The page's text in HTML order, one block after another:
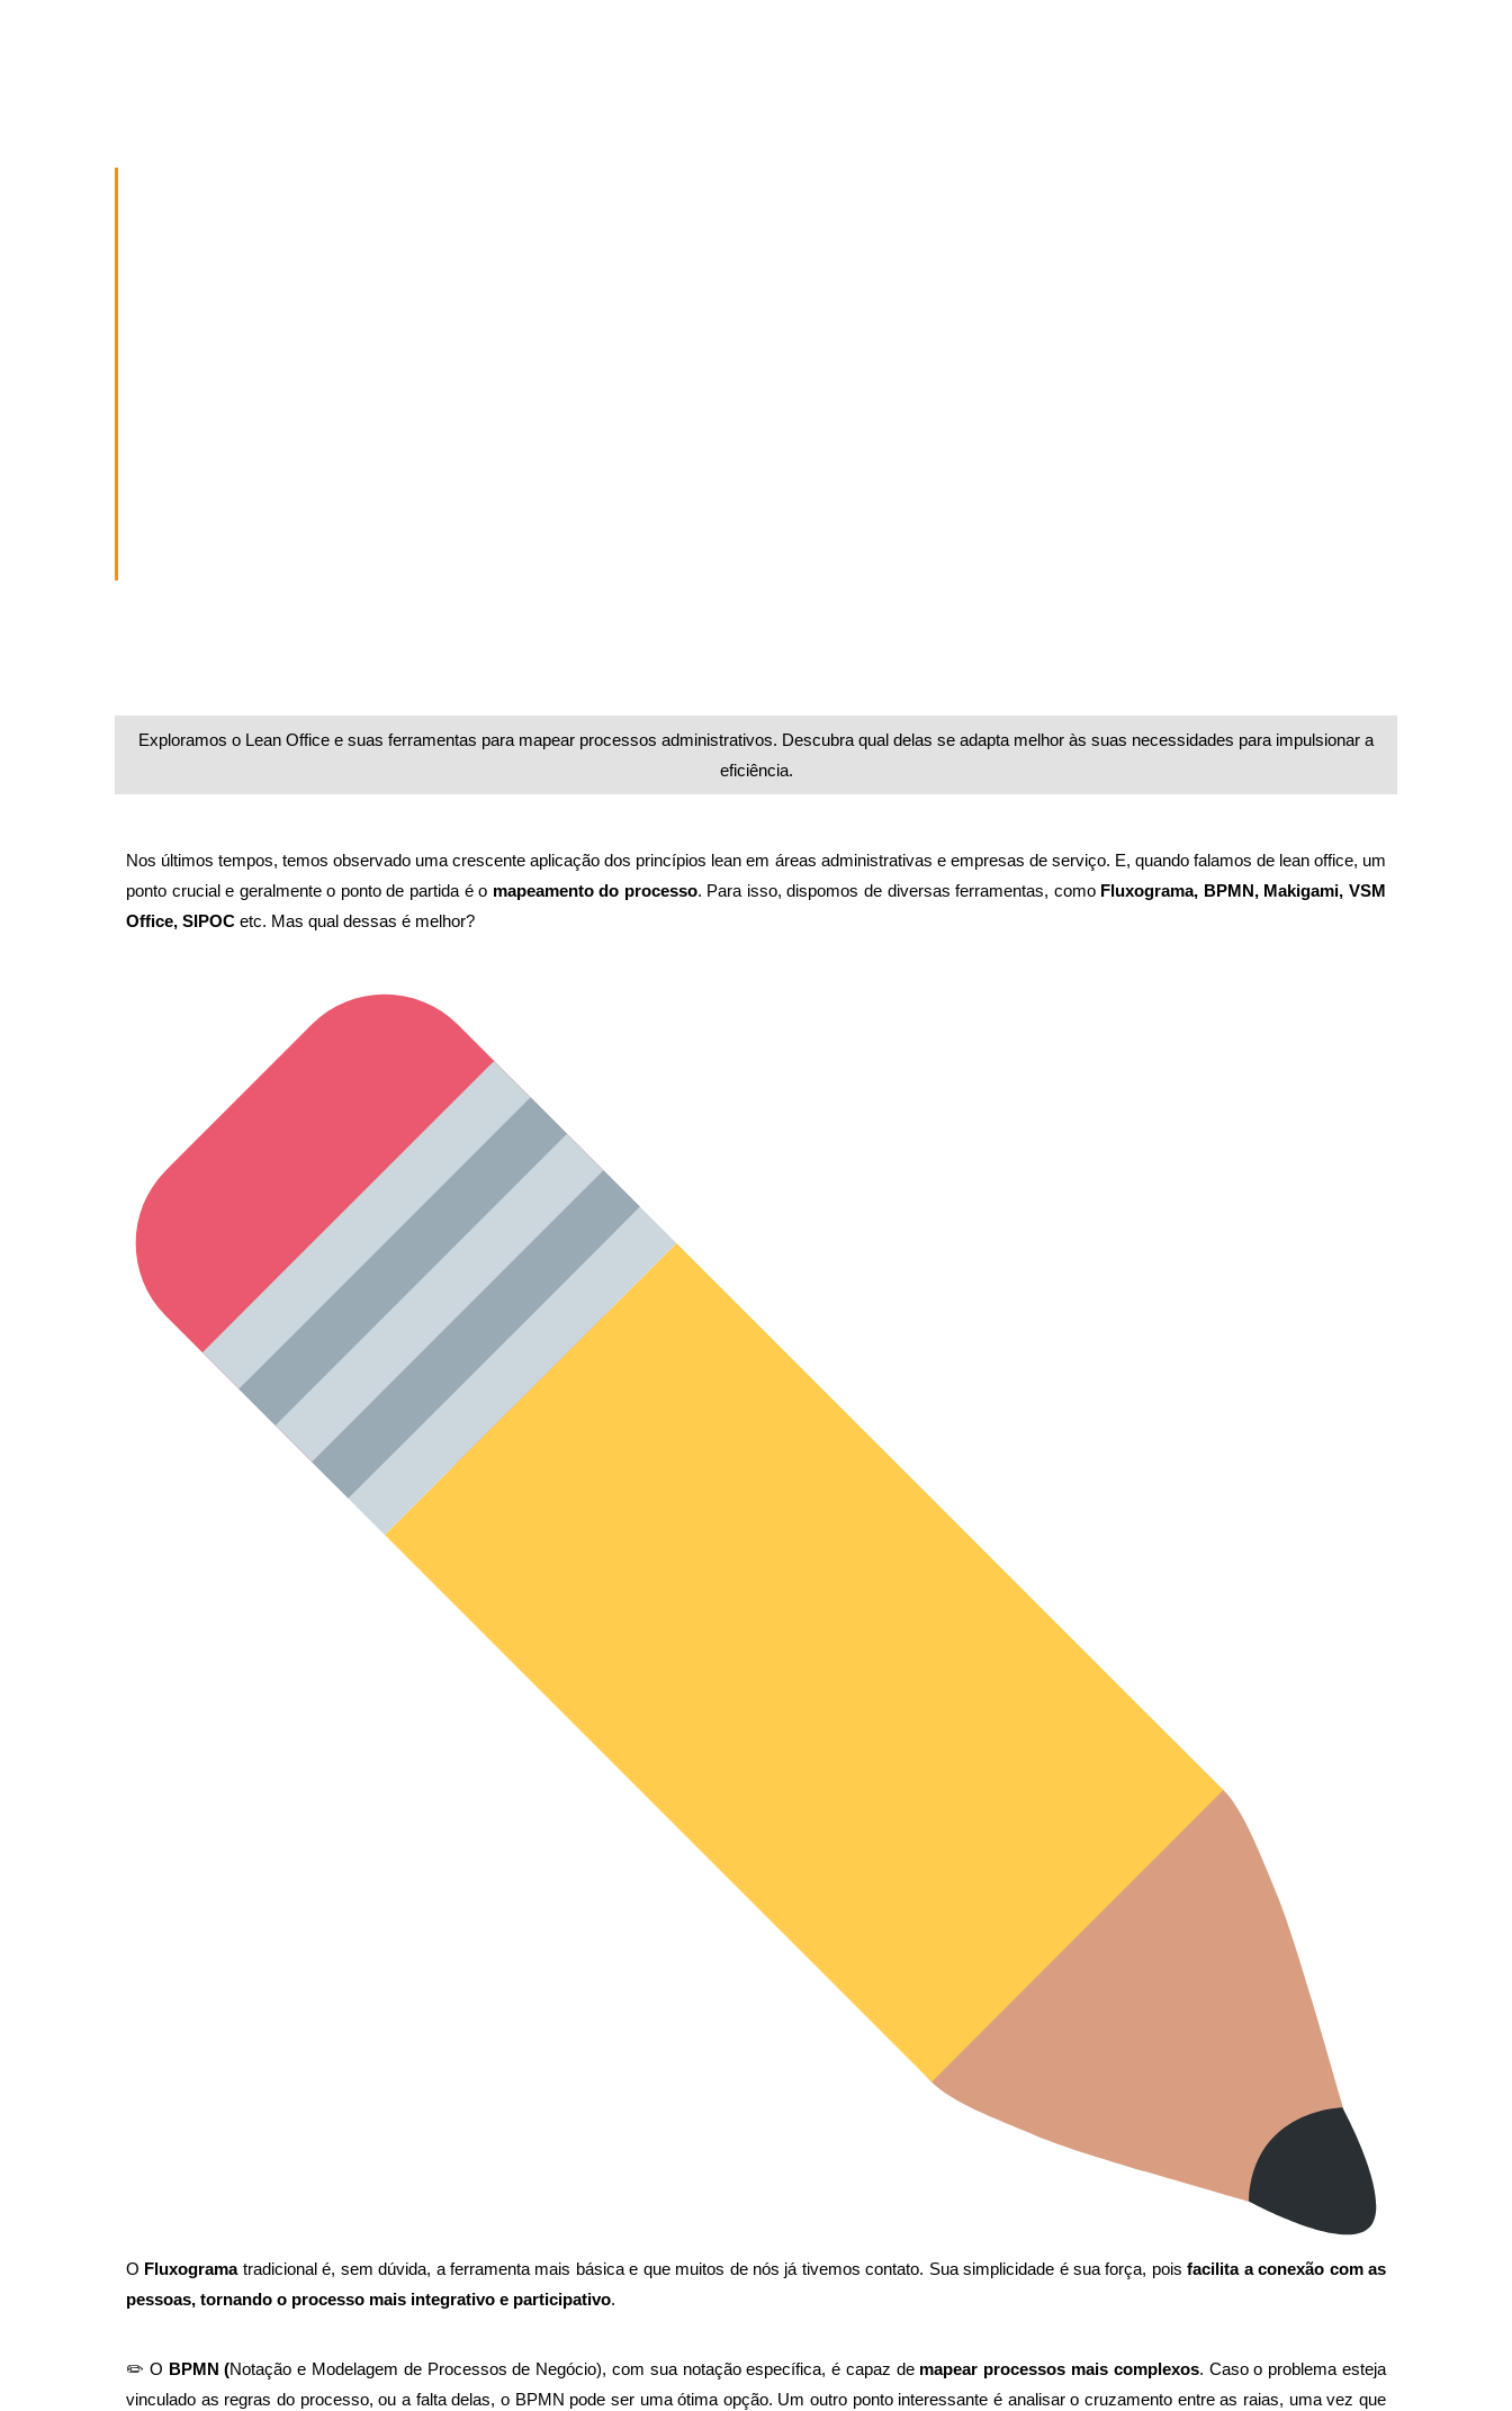
Exploramos o Lean Office e suas ferramentas para mapear processos administrativos. Descubra qual delas se adapta melhor às suas necessidades para impulsionar a
eficiência.
Nos últimos tempos, temos observado uma crescente aplicação dos princípios lean em áreas administrativas e empresas de serviço. E, quando falamos de lean office, um
ponto crucial e geralmente o ponto de partida é o mapeamento do processo. Para isso, dispomos de diversas ferramentas, como Fluxograma, BPMN, Makigami, VSM
Office, SIPOC etc. Mas qual dessas é melhor?
O Fluxograma tradicional é, sem dúvida, a ferramenta mais básica e que muitos de nós já tivemos contato. Sua simplicidade é sua força, poisfacilita a conexão com as
pessoas, tornando o processo mais integrativo e participativo.
✏️ O BPMN (Notação e Modelagem de Processos de Negócio), com sua notação específica, é capaz de mapear processos mais complexos. Caso o problema esteja
vinculado as regras do processo, ou a falta delas, o BPMN pode ser uma ótima opção. Um outro ponto interessante é analisar o cruzamento entre as raias, uma vez que